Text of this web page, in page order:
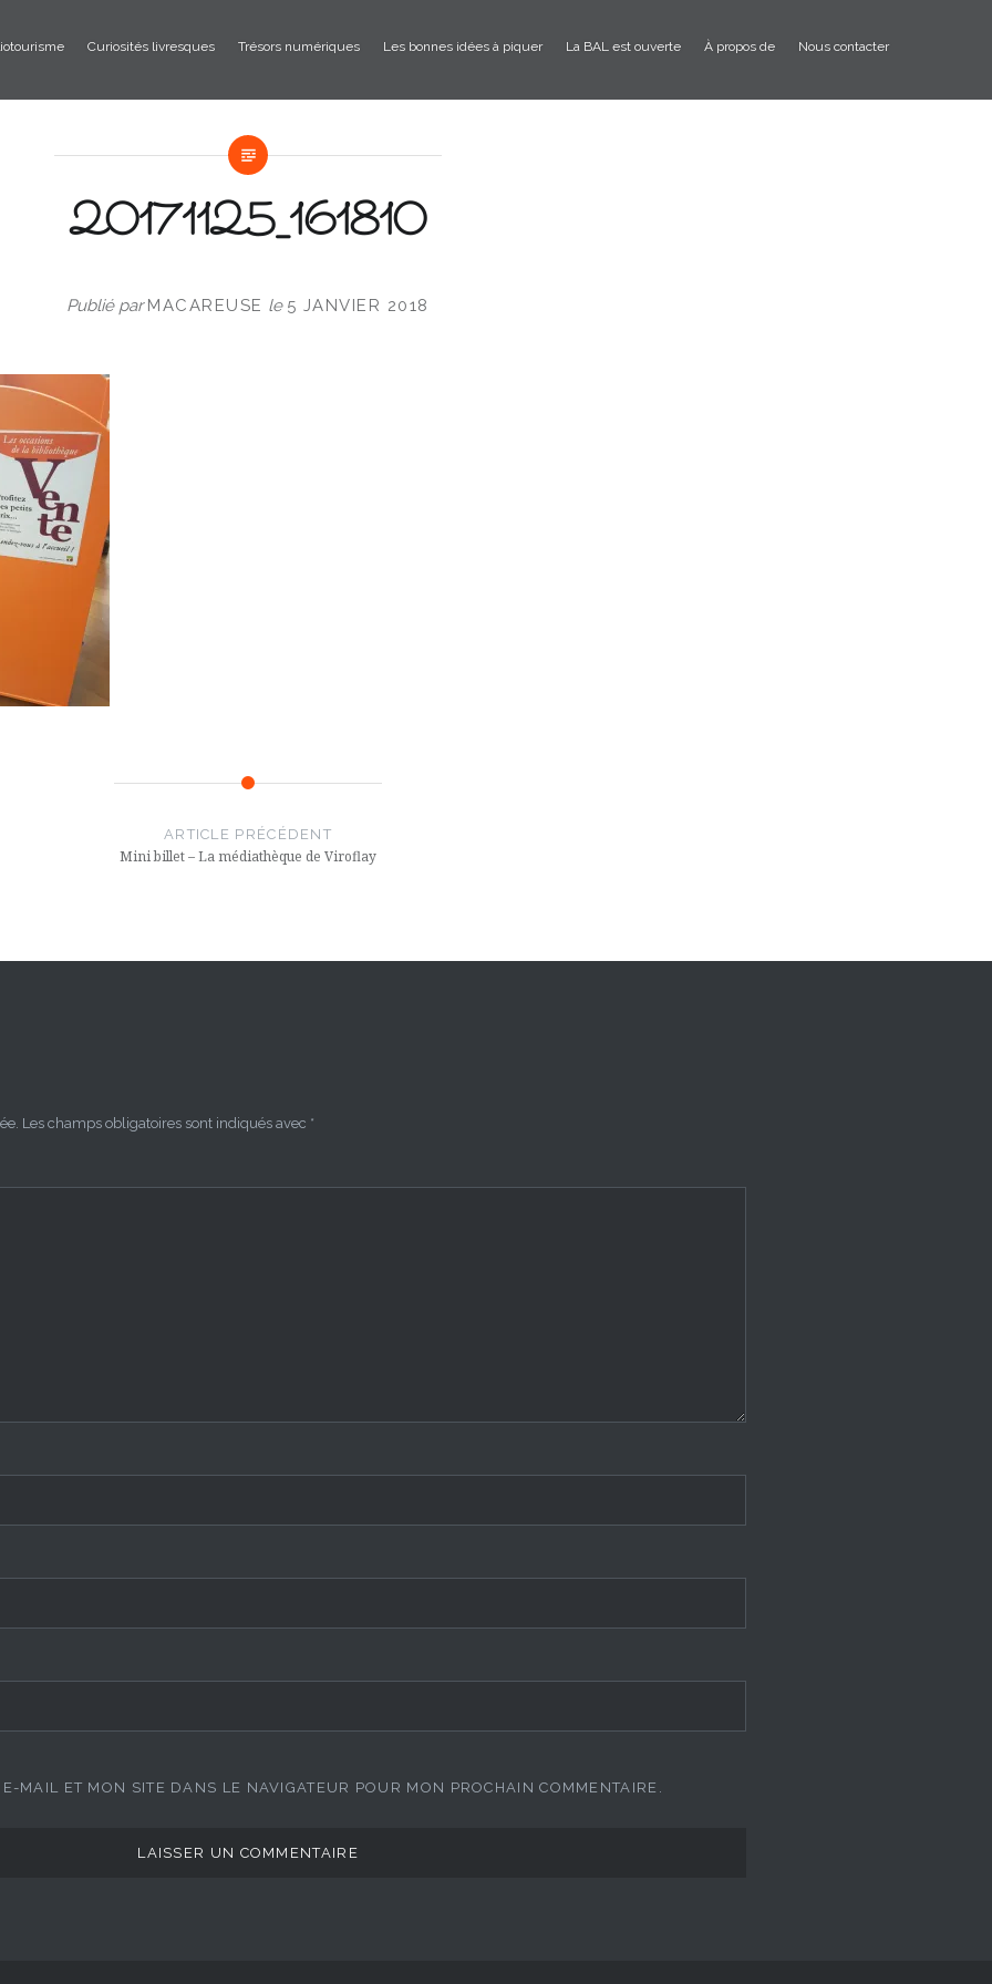
Curiosités livresques Trésors numériques Les bonnes idées à piquer La BAL est ouverte À propos de Nous contacter
20171125_161810
Publié parMACAREUSE le 5 JANVIER 2018
ARTICLE PRÉCÉDENT
Mini billet – La médiathèque de Viroflay
Les champs obligatoires sont indiqués avec *
MAIL ET MON SITE DANS LE NAVIGATEUR POUR MON PROCHAIN COMMENTAIRE.